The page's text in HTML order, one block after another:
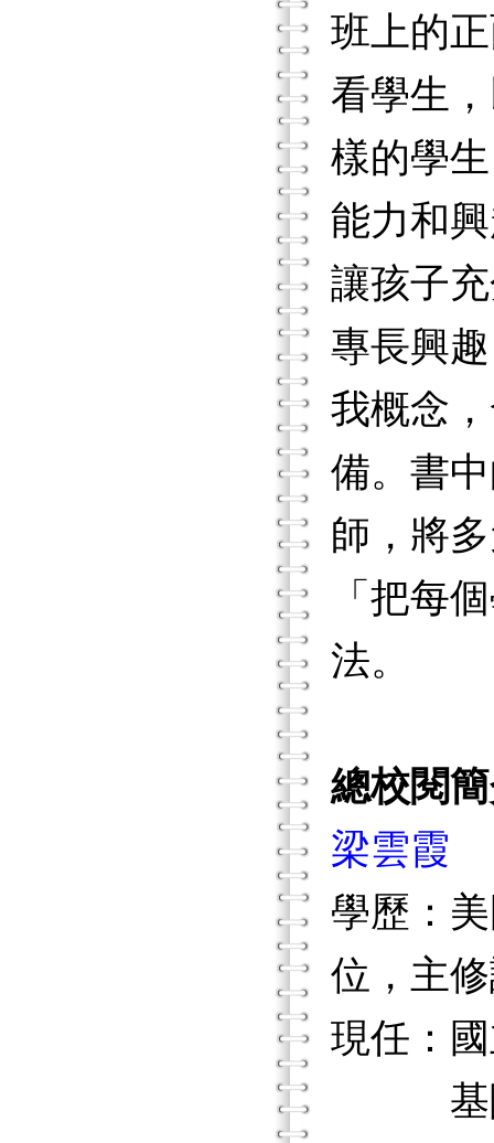
班上的
看學生
樣的學
能力和
讓孩子
專長興
我概念
備。書
師，將
「把每
法。
總校閱
梁雲霞
學歷：
位，主
現任：
基隆